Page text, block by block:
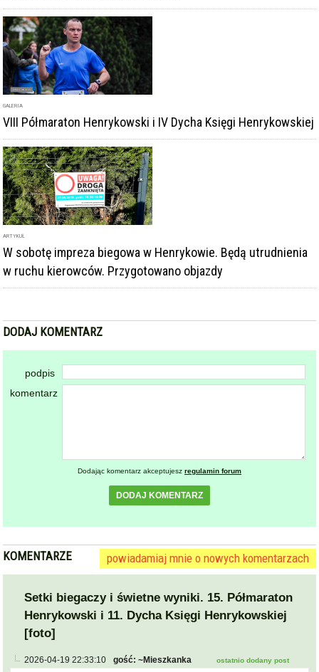
GALERIA
VIII Półmaraton Henrykowski i IV Dycha Księgi Henrykowskiej
ARTYKUŁ
W sobotę impreza biegowa w Henrykowie. Będą utrudnienia
w ruchu kierowców. Przygotowano objazdy
DODAJ KOMENTARZ
podpis
komentarz
Dodając komentarz akceptujesz regulamin forum
DODAJ KOMENTARZ
KOMENTARZE powiadamiaj mnie o nowych komentarzach
Setki biegaczy i świetne wyniki. 15. Półmaraton
Henrykowski i 11. Dycha Księgi Henrykowskiej
[foto]
2026-04-19 22:33:10 gość: ~Mieszkanka ostatnio dodany post